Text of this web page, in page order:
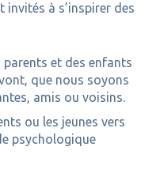
à s’inspirer des
parents et des enfants
que nous soyons
amis ou voisins.
ou les jeunes vers
psychologique